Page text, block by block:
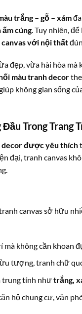
trắng – gỗ – xám
cúng . Tuy nhiên,
với nội thất
đẹp, vừa hài hòa mà
màu tranh decor
không gian sống
Trong Trang
decor được yêu thích
đại, tranh canvas
canvas sở hữu
mà không cần khoan
tượng, tranh chữ
trung tính nhưtrắng,
hộ chung cư, văn